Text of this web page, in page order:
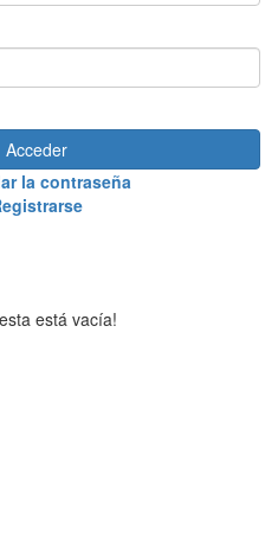
Acceder
la contraseña
está vacía!